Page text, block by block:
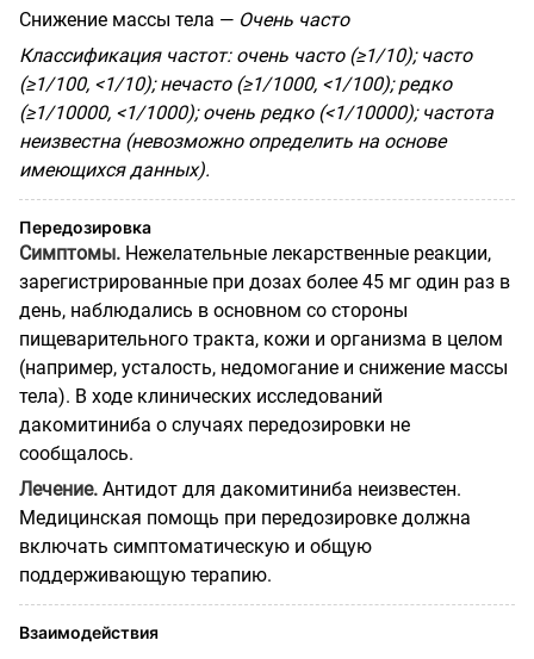
Снижение массы тела — Очень часто
Классификация частот: очень часто (≥1/10); часто
(≥1/100, <1/10); нечасто (≥1/1000, <1/100); редко
(≥1/10000, <1/1000); очень редко (<1/10000); частота
неизвестна (невозможно определить на основе
имеющихся данных).
Передозировка
Симптомы. Нежелательные лекарственные реакции,
зарегистрированные при дозах более 45 мг один раз в
день, наблюдались в основном со стороны
пищеварительного тракта, кожи и организма в целом
(например, усталость, недомогание и снижение массы
тела). В ходе клинических исследований
дакомитиниба о случаях передозировки не
сообщалось.
Лечение. Антидот для дакомитиниба неизвестен.
Медицинская помощь при передозировке должна
включать симптоматическую и общую
поддерживающую терапию.
Взаимодействия